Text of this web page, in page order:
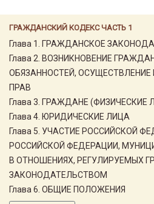
ГРАЖДАНСКИЙ КОДЕКС ЧАСТЬ 1
Глава 1. ГРАЖДАНСКОЕ
Глава 2. ВОЗНИКНОВЕНИЕ
ОБЯЗАННОСТЕЙ,
ПРАВ
Глава 3. ГРАЖДАНЕ (ФИЗИЧЕСКИЕ
Глава 4. ЮРИДИЧЕСКИЕ ЛИЦА
Глава 5. УЧАСТИЕ РОССИЙСКОЙ
РОССИЙСКОЙ ФЕДЕРАЦИИ,
В ОТНОШЕНИЯХ, РЕГУЛИРУЕМЫХ
ЗАКОНОДАТЕЛЬСТВОМ
Глава 6. ОБЩИЕ ПОЛОЖЕНИЯ